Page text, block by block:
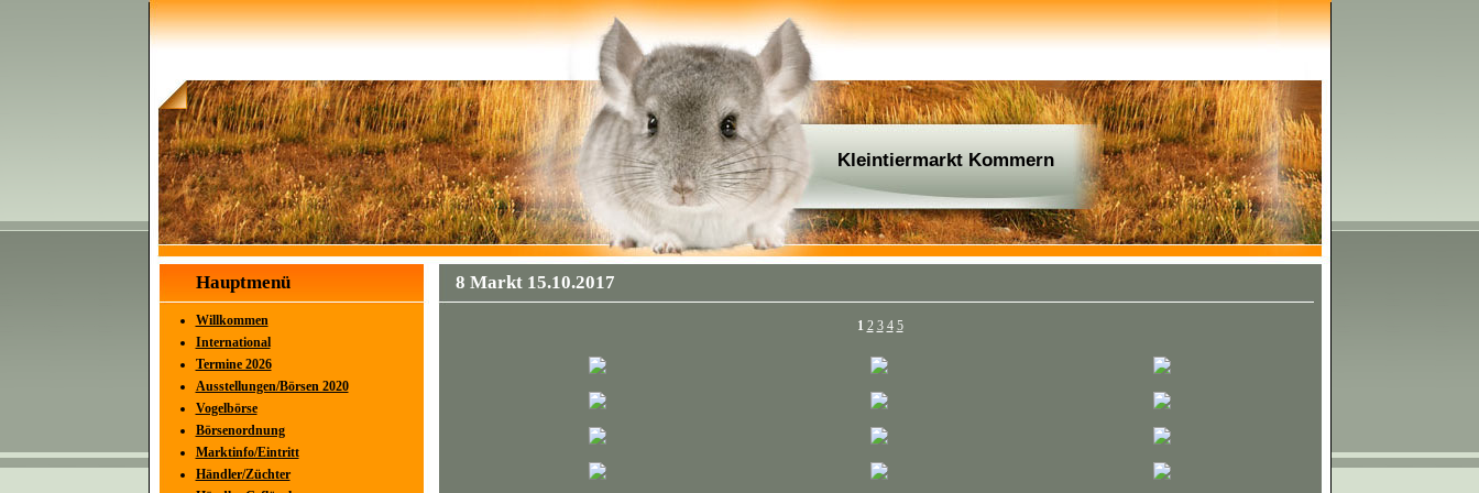
Kleintiermarkt Kommern
Hauptmenü
Willkommen
International
Termine 2026
Ausstellungen/Börsen 2020
Vogelbörse
Börsenordnung
Marktinfo/Eintritt
Händler/Züchter
8 Markt 15.10.2017
1 2 3 4 5